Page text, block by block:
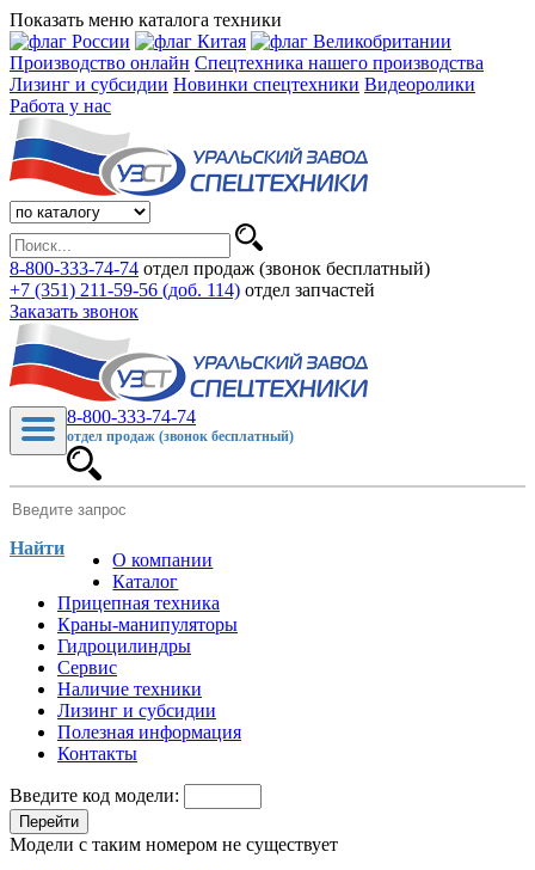
Показать меню каталога техники
Производство онлайн Спецтехника нашего производства
Лизинг и субсидии Новинки спецтехники Видеоролики
Работа у нас
8-800-333-74-74 отдел продаж (звонок бесплатный)
+7 (351) 211-59-56 (доб. 114) отдел запчастей
Заказать звонок
8-800-333-74-74
отдел продаж (звонок бесплатный)
Найти
О компании
Каталог
Прицепная техника
Краны-манипуляторы
Гидроцилиндры
Сервис
Наличие техники
Лизинг и субсидии
Полезная информация
Контакты
Введите код модели:
Перейти
Модели с таким номером не существует